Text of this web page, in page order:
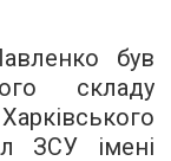
був
складу
ЗСУ імені